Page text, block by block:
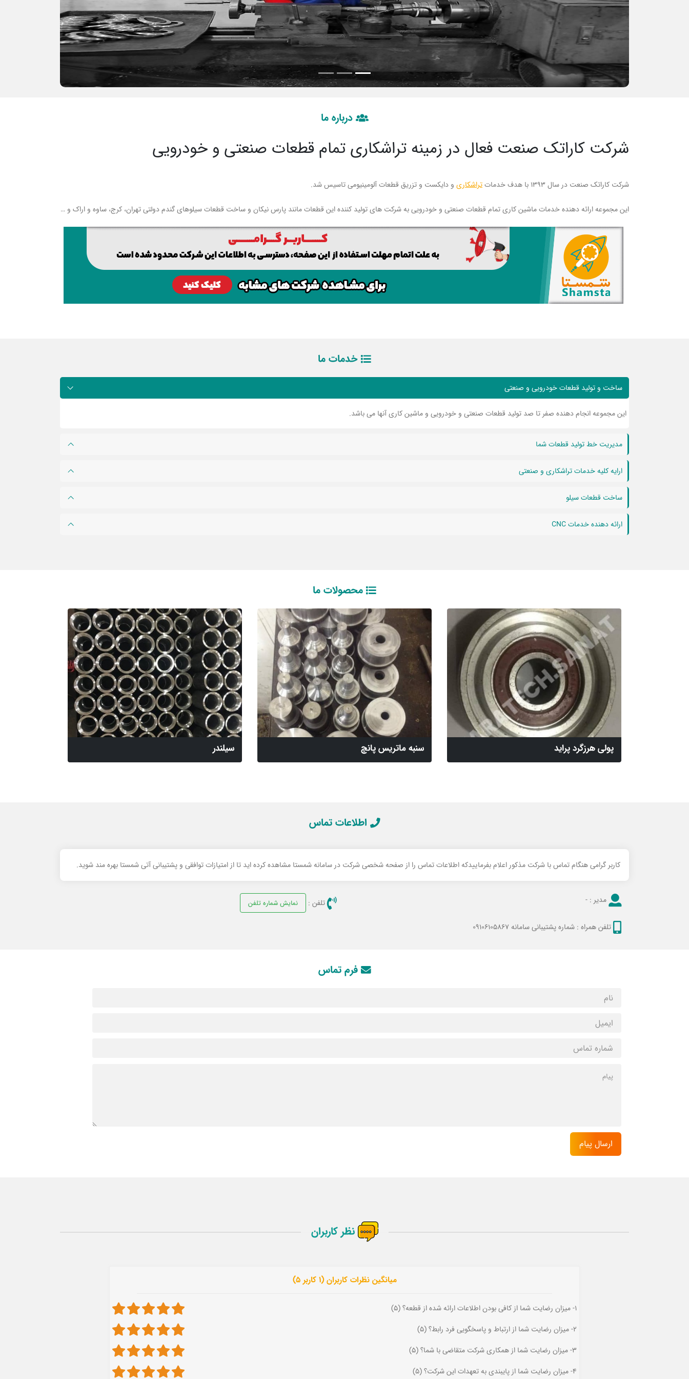
درباره ما
شرکت کاراتک صنعت فعال در زمینه تراشکاری تمام قطعات صنعتی و خودرویی
شرکت کاراتک صنعت در سال ۱۳۹۳ با هدف خدمات تراشکاری و دایکست و تزریق قطعات آلومینیومی تاسیس شد.
این مجموعه ارائه دهنده خدمات ماشین کاری تمام قطعات صنعتی و خودرویی به شرکت های تولید کننده این قطعات مانند پارس نیکان و ساخت قطعات سیلوهای گندم دولتی تهران، کرج، ساوه و اراک و …
خدمات ما
ساخت و تولید قطعات خودرویی و صنعتی
این مجموعه انجام دهنده صفر تا صد تولید قطعات صنعتی و خودرویی و ماشین کاری آنها می باشد.
مدیریت خط تولید قطعات شما
ارایه کلیه خدمات تراشکاری و صنعتی
ساخت قطعات سیلو
ارائه دهنده خدمات CNC
محصولات ما
پولی هرزگرد پراید سنبه ماتریس پانچ سیلندر
اطلاعات تماس
کاربر گرامی هنگام تماس با شرکت مذکور اعلام بفرماییدکه اطلاعات تماس را از صفحه شخصی شرکت در سامانه شمستا مشاهده کرده اید تا از امتیازات توافقی و پشتیبانی آتی شمستا بهره مند شوید.
مدیر : - تلفن : نمایش شماره تلفن
تلفن همراه : شماره پشتیبانی سامانه 09106105867
فرم تماس
نظر کاربران
میانگین نظرات کاربران (1 کاربر 5)
1- میزان رضایت شما از کافی بودن اطلاعات ارائه شده از قطعه؟ (5)
2- میزان رضایت شما از ارتباط و پاسخگویی فرد رابط؟ (5)
3- میزان رضایت شما از همکاری شرکت متقاضی با شما؟ (5)
4- میزان رضایت شما از پایبندی به تعهدات این شرکت؟ (5)